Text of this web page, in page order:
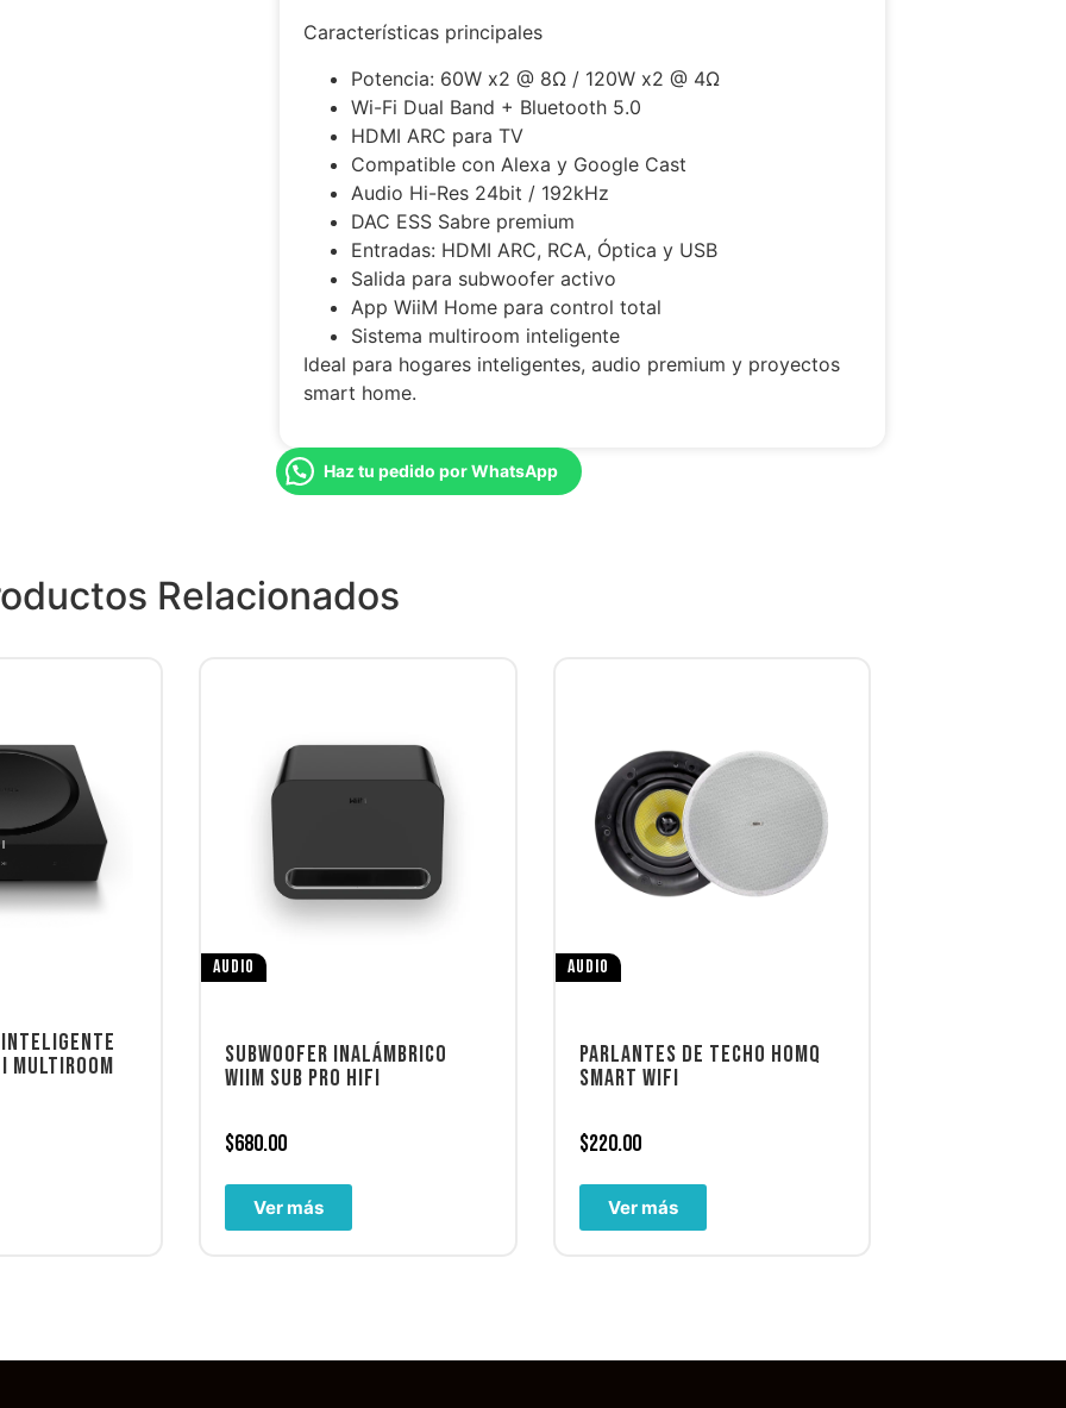
Características principales
Potencia: 60W x2 @ 8Ω / 120W x2 @ 4Ω
Wi-Fi Dual Band + Bluetooth 5.0
HDMI ARC para TV
Compatible con Alexa y Google Cast
Audio Hi-Res 24bit / 192kHz
DAC ESS Sabre premium
Entradas: HDMI ARC, RCA, Óptica y USB
Salida para subwoofer activo
App WiiM Home para control total
Sistema multiroom inteligente
Ideal para hogares inteligentes, audio premium y proyectos
smart home.
Haz tu pedido por WhatsApp
Relacionados
MULTIROOM
AUDIO
SUBWOOFER INALÁMBRICO
WIIM SUB PRO HIFI
$680.00
Ver más
AUDIO
PARLANTES DE TECHO HOMQ
SMART WIFI
$220.00
Ver más